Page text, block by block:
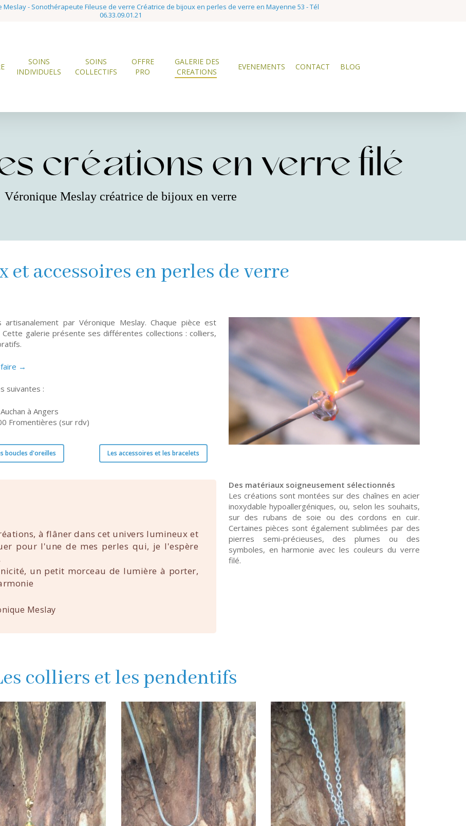
Meslay - Sonothérapeute Fileuse de verre Créatrice de bijoux en perles de verre en Mayenne 53 - Tél
06.33.09.01.21
SOINS
INDIVIDUELS
SOINS
COLLECTIFS
OFFRE
PRO
GALERIE DES
CREATIONS
EVENEMENTS CONTACT BLOG
créations en verre filé
Véronique Meslay créatrice de bijoux en verre
et accessoires en perles de verre
par Véronique Meslay. Chaque pièce est
galerie présente ses différentes collections : colliers,
faire →
suivantes :
à Angers
Fromentières (sur rdv)
boucles d'oreilles Les accessoires et les bracelets
à flâner dans cet univers lumineux et
pour l'une de mes perles qui, je l'espère
un petit morceau de lumière à porter,
Meslay
Des matériaux soigneusement sélectionnés
Les créations sont montées sur des chaînes en acier
inoxydable hypoallergéniques, ou, selon les souhaits,
sur des rubans de soie ou des cordons en cuir.
Certaines pièces sont également sublimées par des
pierres semi-précieuses, des plumes ou des
symboles, en harmonie avec les couleurs du verre
filé.
colliers et les pendentifs